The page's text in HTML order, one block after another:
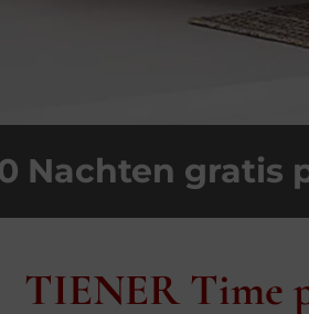
Nachten gratis
TIENER Time